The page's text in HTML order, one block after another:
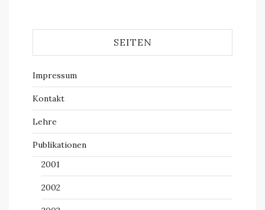
SEITEN
Impressum
Kontakt
Lehre
Publikationen
2001
2002